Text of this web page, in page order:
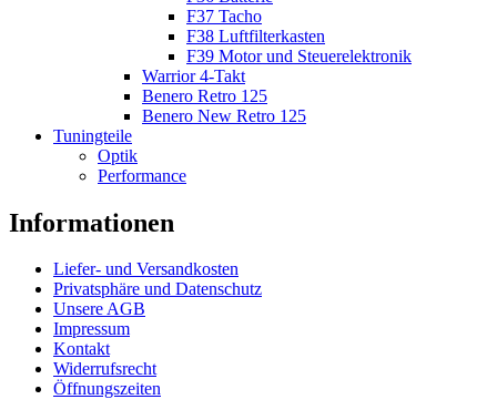
F37 Tacho
F38 Luftfilterkasten
F39 Motor und Steuerelektronik
Warrior 4-Takt
Benero Retro 125
Benero New Retro 125
Tuningteile
Optik
Performance
Informationen
Liefer- und Versandkosten
Privatsphäre und Datenschutz
Unsere AGB
Impressum
Kontakt
Widerrufsrecht
Öffnungszeiten